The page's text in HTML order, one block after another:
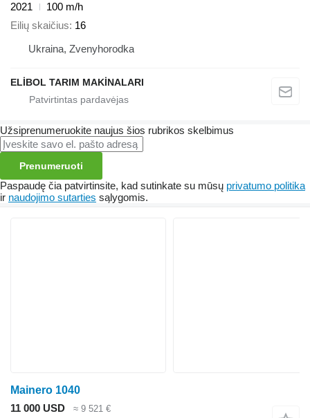
2021
100 m/h
Eilių skaičius 16
Ukraina, Zvenyhorodka
ELİBOL TARIM MAKİNALARI
Užsiprenumeruokite naujus šios rubrikos skelbimus
Prenumeruoti
Paspaudę čia patvirtinsite, kad sutinkate su mūsų privatumo politika
ir naudojimo sutarties sąlygomis.
Mainero 1040
11 000 USD
≈ 9 521 €